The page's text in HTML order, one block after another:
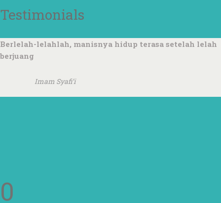
Testimonials
Berlelah-lelahlah, manisnya hidup terasa setelah lelah
berjuang
Imam Syafi’i
0